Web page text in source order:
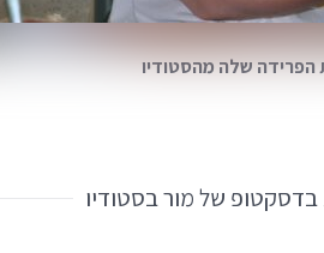
הפרידה שלה מהסטודיו
של מור בסטודיו